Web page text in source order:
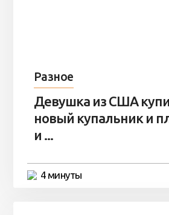
Разное
Девушка из США
новый купальник и
и ...
4 минуты